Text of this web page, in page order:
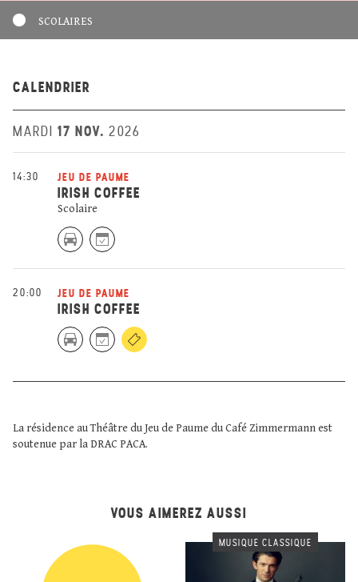
SCOLAIRES
CALENDRIER
MARDI 17 NOV. 2026
14:30 JEU DE PAUME
IRISH COFFEE
Scolaire
20:00 JEU DE PAUME
IRISH COFFEE
La résidence au Théâtre du Jeu de Paume du Café Zimmermann est
soutenue par la DRAC PACA.
VOUS AIMEREZ AUSSI
MUSIQUE CLASSIQUE